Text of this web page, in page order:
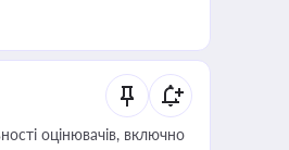
оцінювачів, включно